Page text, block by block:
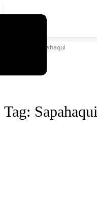
Sapahaqui
Tag: Sapahaqui